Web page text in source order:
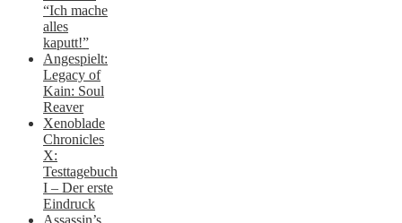
“Ich mache
alles
kaputt!”
Angespielt:
Legacy of
Kain: Soul
Reaver
Xenoblade
Chronicles
X:
Testtagebuch
I – Der erste
Eindruck